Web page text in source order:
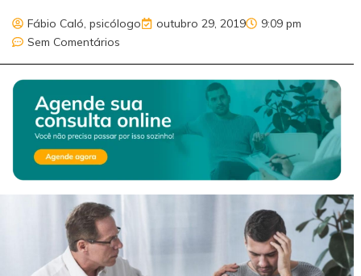
Fábio Caló, psicólogo outubro 29, 2019
9:09 pm
Sem Comentários